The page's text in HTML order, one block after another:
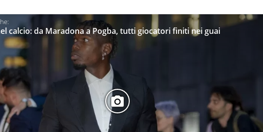
calcio: da Maradona a Pogba, tutti giocatori finiti nei guai